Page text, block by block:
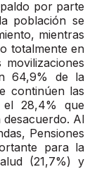
por parte
población se
mientras
totalmente en
64,9% de la
continúen las
el 28,4% que
Al
Pensiones
para la
(21,7%) y